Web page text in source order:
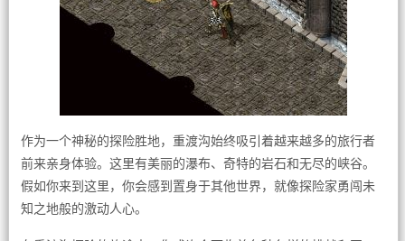
作为一个神秘的探险胜地，重渡沟始终吸引着越来越多的旅行者
前来亲身体验。这里有美丽的瀑布、奇特的岩石和无尽的峡谷。
假如你来到这里，你会感到置身于其他世界，就像探险家勇闯未
知之地般的激动人心。